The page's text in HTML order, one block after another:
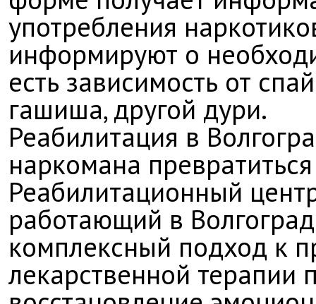
употребления
информируют о
есть зависимость от
гашиша, другой дури.
Реабилитация в
наркомана
Реабилитационный
работающий в
комплексный подход к
лекарственной терапии